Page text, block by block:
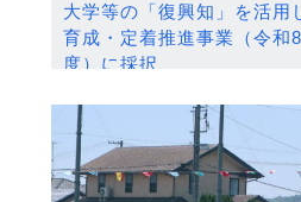
大学等の「復興知」を活用
育成・定着推進事業（令和
度）に採択